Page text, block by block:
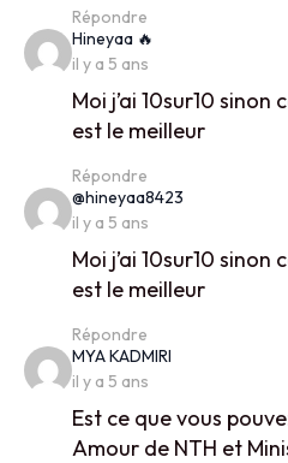
Répondre
Hineyaa 🔥
il y a 5 ans
Moi j’ai 10sur10
est le meilleur
Répondre
@hineyaa8423
il y a 5 ans
Moi j’ai 10sur10
est le meilleur
Répondre
MYA KADMIRI
il y a 5 ans
Est ce que vous
Amour de NTH et